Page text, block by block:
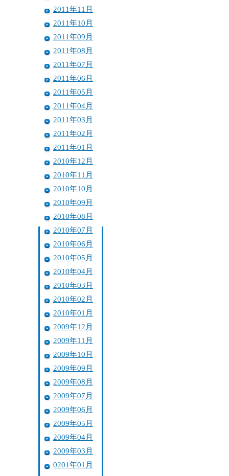
2011年11月
2011年10月
2011年09月
2011年08月
2011年07月
2011年06月
2011年05月
2011年04月
2011年03月
2011年02月
2011年01月
2010年12月
2010年11月
2010年10月
2010年09月
2010年08月
2010年07月
2010年06月
2010年05月
2010年04月
2010年03月
2010年02月
2010年01月
2009年12月
2009年11月
2009年10月
2009年09月
2009年08月
2009年07月
2009年06月
2009年05月
2009年04月
2009年03月
0201年01月